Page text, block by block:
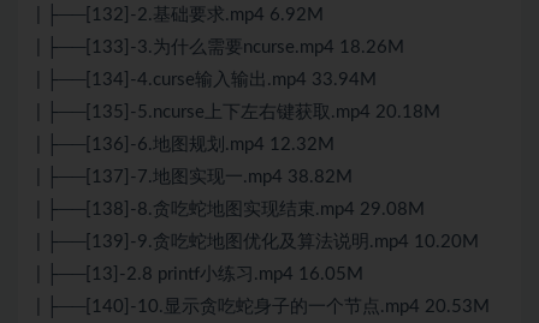
| ├──[132]-2.基础要求.mp4 6.92M
| ├──[133]-3.为什么需要ncurse.mp4 18.26M
| ├──[134]-4.curse输入输出.mp4 33.94M
| ├──[135]-5.ncurse上下左右键获取.mp4 20.18M
| ├──[136]-6.地图规划.mp4 12.32M
| ├──[137]-7.地图实现一.mp4 38.82M
| ├──[138]-8.贪吃蛇地图实现结束.mp4 29.08M
| ├──[139]-9.贪吃蛇地图优化及算法说明.mp4 10.20M
| ├──[13]-2.8 printf小练习.mp4 16.05M
| ├──[140]-10.显示贪吃蛇身子的一个节点.mp4 20.53M